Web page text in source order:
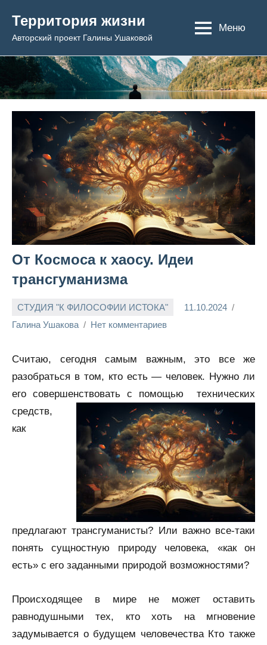
содержимому
Территория жизни
Авторский проект Галины Ушаковой
Меню
От Космоса к хаосу. Идеи
трансгуманизма
СТУДИЯ "К ФИЛОСОФИИ ИСТОКА"
11.10.2024
Галина Ушакова
Нет комментариев
Считаю, сегодня самым важным, это все же
разобраться в том, кто есть — человек. Нужно ли
его совершенствовать с помощью технических
средств,
как
предлагают трансгуманисты? Или важно все-таки
понять сущностную природу человека, «как он
есть» с его заданными природой возможностями?
Происходящее в мире не может оставить
равнодушными тех, кто хоть на мгновение
задумывается о будущем человечества Кто также